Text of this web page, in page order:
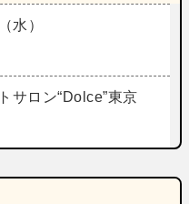
水）
サロン“Dolce”東京